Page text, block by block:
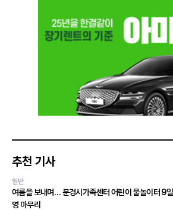
추천 기사
일반
여름을 보내며… 문경시가족센터 어린이 물놀이터 9
영 마무리